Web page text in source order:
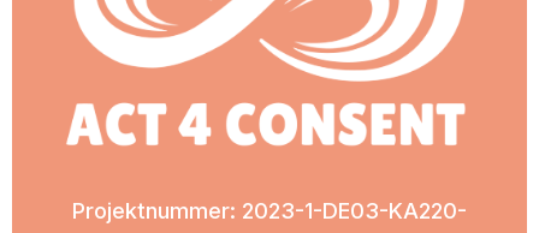
Projektnummer: 2023-1-DE03-KA220-